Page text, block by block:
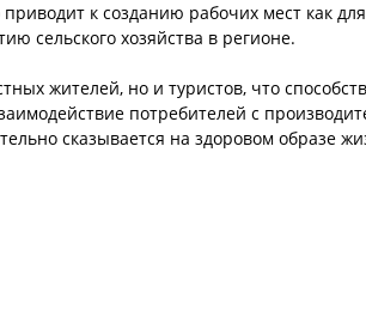
к созданию рабочих мест как для
сельского хозяйства в регионе.
жителей, но и туристов, что
потребителей с
сказывается на здоровом образе